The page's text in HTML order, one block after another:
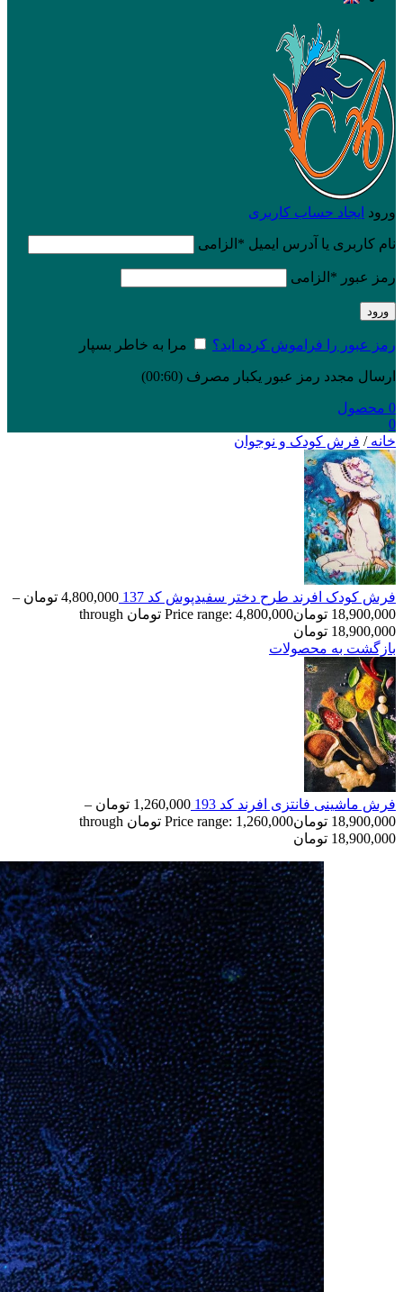
ورود ایجاد حساب کاربری
نام کاربری یا آدرس ایمیل * الزامی
رمز عبور * الزامی
ورود
رمز عبور را فراموش کرده اید؟ مرا به خاطر بسپار
ارسال مجدد رمز عبور یکبار مصرف (00:
60
)
0 محصول
0
خانه/ فرش کودک و نوجوان
فرش کودک افرند طرح دختر سفیدپوش کد 137 4,800,000 تومان –
18,900,000 تومان
Price range: 4,800,000 تومان through
18,900,000 تومان
بازگشت به محصولات
فرش ماشینی فانتزی افرند کد 193 1,260,000 تومان –
18,900,000 تومان
Price range: 1,260,000 تومان through
18,900,000 تومان